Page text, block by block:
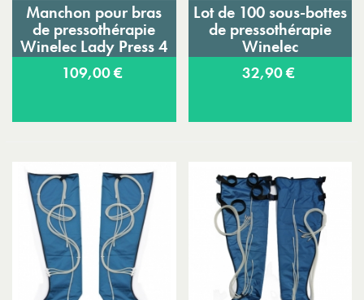
Manchon pour bras
de pressothérapie
Winelec Lady Press 4
109,00 €
Lot de 100 sous-bottes
de pressothérapie
Winelec
32,90 €